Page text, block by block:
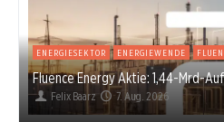
ENERGIESEKTOR ENERGIEWENDE
Fluence Energy Aktie: 1,44-Mrd-
Felix Baarz 7. Aug. 2026